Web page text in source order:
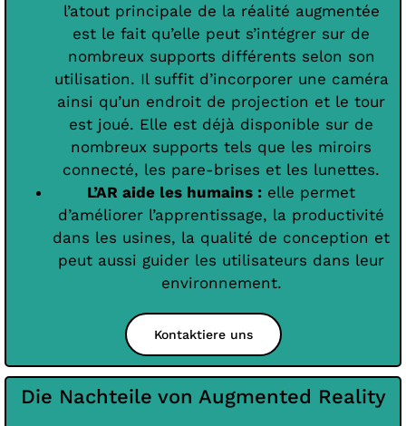
l’atout principale de la réalité augmentée
est le fait qu’elle peut s’intégrer sur de
nombreux supports différents selon son
utilisation. Il suffit d’incorporer une caméra
ainsi qu’un endroit de projection et le tour
est joué. Elle est déjà disponible sur de
nombreux supports tels que les miroirs
connecté, les pare-brises et les lunettes.
L’AR aide les humains : elle permet
d’améliorer l’apprentissage, la productivité
dans les usines, la qualité de conception et
peut aussi guider les utilisateurs dans leur
environnement.
Kontaktiere uns
Die Nachteile von Augmented Reality